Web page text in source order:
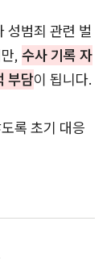
성범죄 관련 벌
, 수사 기록 자
부담이 됩니다.
록 초기 대응